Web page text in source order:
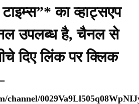
का व्हाट्सएप
उपलब्ध है, चैनल से
दिए लिंक पर क्लिक
channel/